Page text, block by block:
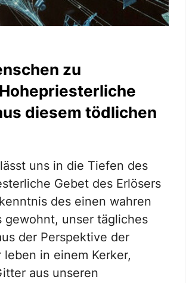
zu
diesem tödlichen
uns in die Tiefen des
Gebet des Erlösers
des einen wahren
gewohnt, unser tägliches
der Perspektive der
in einem Kerker,
aus unseren